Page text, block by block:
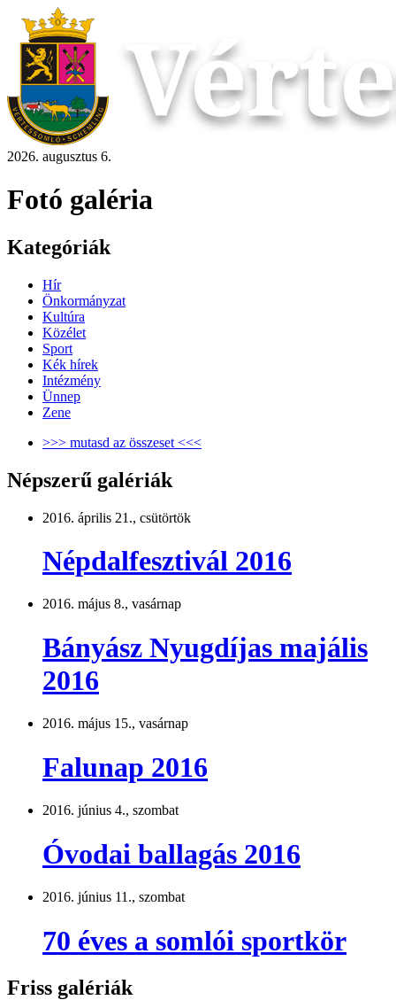
2026. augusztus 6.
Fotó galéria
Kategóriák
Hír
Önkormányzat
Kultúra
Közélet
Sport
Kék hírek
Intézmény
Ünnep
Zene
>>> mutasd az összeset <<<
Népszerű galériák
2016. április 21., csütörtök
Népdalfesztivál 2016
2016. május 8., vasárnap
Bányász Nyugdíjas majális
2016
2016. május 15., vasárnap
Falunap 2016
2016. június 4., szombat
Óvodai ballagás 2016
2016. június 11., szombat
70 éves a somlói sportkör
Friss galériák